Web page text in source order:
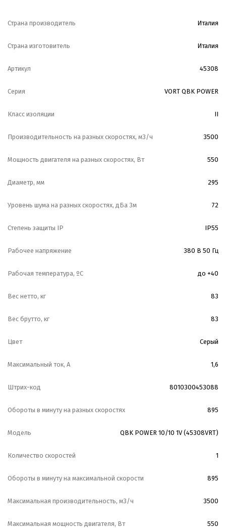
Страна производитель Италия
Страна изготовитель Италия
Артикул 45308
Серия VORT QBK POWER
Класс изоляции II
Производительность на разных скоростях, м3/ч 3500
Мощность двигателя на разных скоростях, Вт 550
Диаметр, мм 295
Уровень шума на разных скоростях, дБа 3м 72
Степень защиты IP IP55
Рабочее напряжение 380 В 50 Гц
Рабочая температура, ºС до +40
Вес нетто, кг 83
Вес брутто, кг 83
Цвет Серый
Максимальный ток, А 1,6
Штрих-код 8010300453088
Обороты в минуту на разных скоростях 895
Модель QBK POWER 10/10 1V (45308VRT)
Количество скоростей 1
Обороты в минуту на максимальной скорости 895
Максимальная производительность, м3/ч 3500
Максимальная мощность двигателя, Вт 550